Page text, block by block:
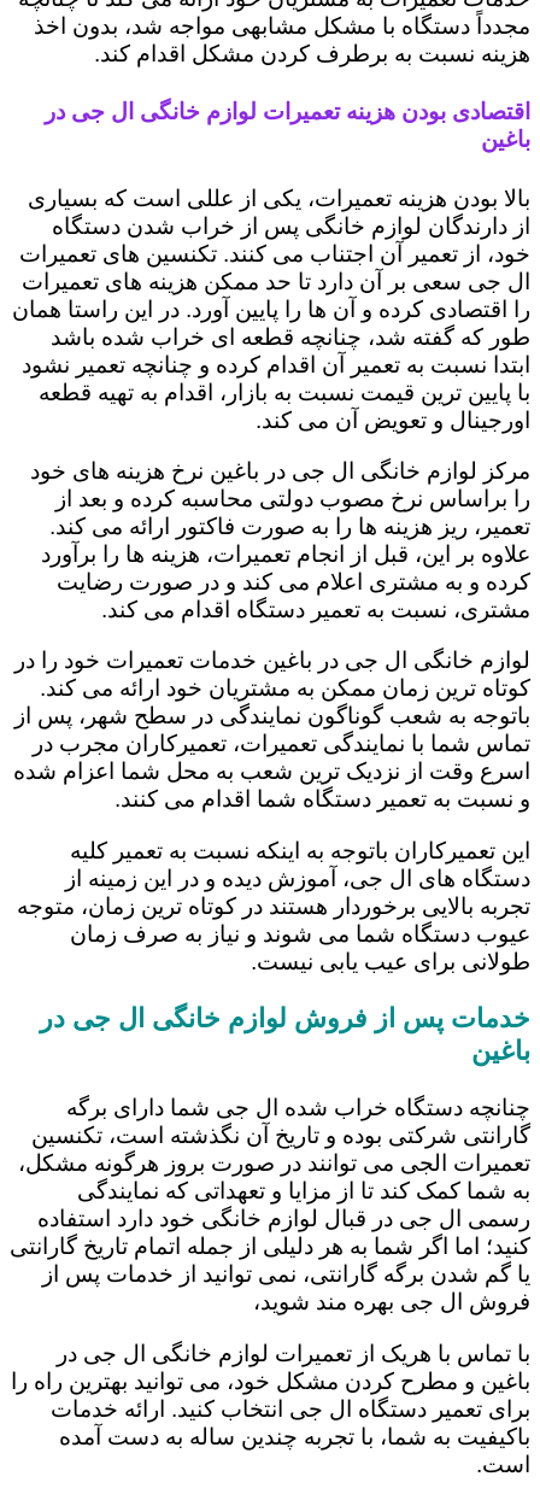
مجدداً دستگاه با مشکل مشابهی مواجه شد، بدون اخذ
هزینه نسبت به برطرف کردن مشکل اقدام کند.
اقتصادی بودن هزینه تعمیرات لوازم خانگی ال جی در
باغین
بالا بودن هزینه تعمیرات، یکی از عللی است که بسیاری
از دارندگان لوازم خانگی پس از خراب شدن دستگاه
خود، از تعمیر آن اجتناب می کنند. تکنسین های تعمیرات
ال جی سعی بر آن دارد تا حد ممکن هزینه های تعمیرات
را اقتصادی کرده و آن ها را پایین آورد. در این راستا همان
طور که گفته شد، چنانچه قطعه ای خراب شده باشد
ابتدا نسبت به تعمیر آن اقدام کرده و چنانچه تعمیر نشود
با پایین ترین قیمت نسبت به بازار، اقدام به تهیه قطعه
اورجینال و تعویض آن می کند.
مرکز لوازم خانگی ال جی در باغین نرخ هزینه های خود
را براساس نرخ مصوب دولتی محاسبه کرده و بعد از
تعمیر، ریز هزینه ها را به صورت فاکتور ارائه می کند.
علاوه بر این، قبل از انجام تعمیرات، هزینه ها را برآورد
کرده و به مشتری اعلام می کند و در صورت رضایت
مشتری، نسبت به تعمیر دستگاه اقدام می کند.
لوازم خانگی ال جی در باغین خدمات تعمیرات خود را در
کوتاه ترین زمان ممکن به مشتریان خود ارائه می کند.
باتوجه به شعب گوناگون نمایندگی در سطح شهر، پس از
تماس شما با نمایندگی تعمیرات، تعمیرکاران مجرب در
اسرع وقت از نزدیک ترین شعب به محل شما اعزام شده
و نسبت به تعمیر دستگاه شما اقدام می کنند.
این تعمیرکاران باتوجه به اینکه نسبت به تعمیر کلیه
دستگاه های ال جی، آموزش دیده و در این زمینه از
تجربه بالایی برخوردار هستند در کوتاه ترین زمان، متوجه
عیوب دستگاه شما می شوند و نیاز به صرف زمان
طولانی برای عیب یابی نیست.
خدمات پس از فروش لوازم خانگی ال جی در
باغین
چنانچه دستگاه خراب شده ال جی شما دارای برگه
گارانتی شرکتی بوده و تاریخ آن نگذشته است، تکنسین
تعمیرات الجی می توانند در صورت بروز هرگونه مشکل،
به شما کمک کند تا از مزایا و تعهداتی که نمایندگی
رسمی ال جی در قبال لوازم خانگی خود دارد استفاده
کنید؛ اما اگر شما به هر دلیلی از جمله اتمام تاریخ گارانتی
یا گم شدن برگه گارانتی، نمی توانید از خدمات پس از
فروش ال جی بهره مند شوید،
با تماس با هریک از تعمیرات لوازم خانگی ال جی در
باغین و مطرح کردن مشکل خود، می توانید بهترین راه را
برای تعمیر دستگاه ال جی انتخاب کنید. ارائه خدمات
باکیفیت به شما، با تجربه چندین ساله به دست آمده
است.